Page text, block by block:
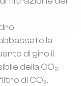
la
di giro il
della CO₂.
di CO₂.